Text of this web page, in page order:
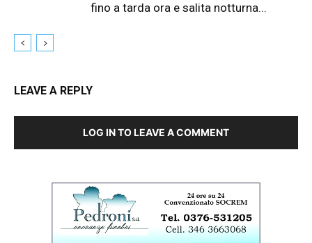
fino a tarda ora e salita notturna...
LEAVE A REPLY
LOG IN TO LEAVE A COMMENT